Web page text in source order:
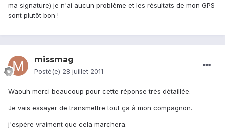
ma signature) je n'ai aucun problème et les résultats de mon GPS
sont plutôt bon !
missmag
Posté(e) 28 juillet 2011
Waouh merci beaucoup pour cette réponse très détaillée.
Je vais essayer de transmettre tout ça à mon compagnon.
j'espère vraiment que cela marchera.